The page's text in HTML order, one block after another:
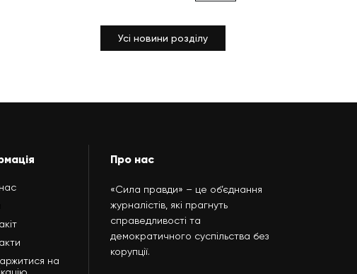
Усі новини розділу
на
Про нас
«Сила правди» – це об’єднання
журналістів, які прагнуть
справедливості та
демократичного суспільства без
корупції.